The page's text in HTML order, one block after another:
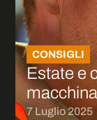
CONSIGLI
Estate e
7 Luglio 2025